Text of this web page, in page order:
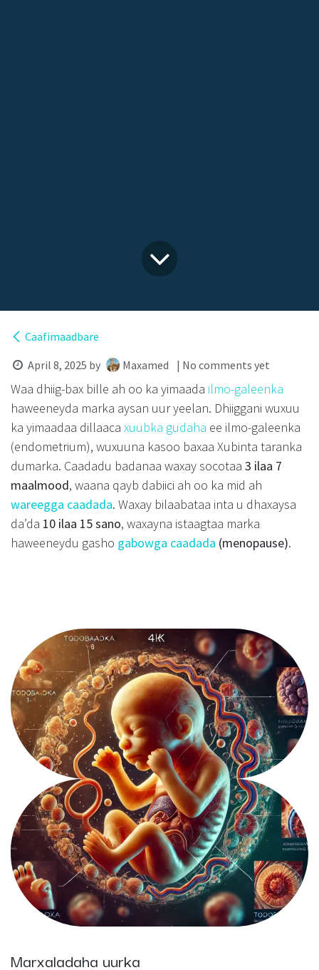
Caafimaadbare
April 8, 2025 by Maxamed | No comments yet
Waa dhiig-bax bille ah oo ka yimaada ilmo-galeenka
haweeneyda marka aysan uur yeelan. Dhiiggani wuxuu
ka yimaadaa dillaaca xuubka gudaha ee ilmo-galeenka
(endometrium), wuxuuna kasoo baxaa Xubinta taranka
dumarka. Caadadu badanaa waxay socotaa 3 ilaa 7
maalmood, waana qayb dabiici ah oo ka mid ah
wareegga caadada. Waxay bilaabataa inta u dhaxaysa
da’da 10 ilaa 15 sano, waxayna istaagtaa marka
haweeneydu gasho gabowga caadada (menopause).
Marxaladaha uurka